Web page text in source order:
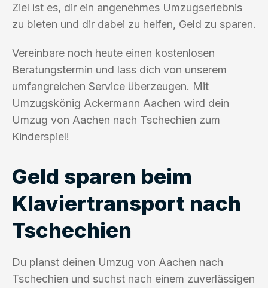
Ziel ist es, dir ein angenehmes Umzugserlebnis
zu bieten und dir dabei zu helfen, Geld zu sparen.
Vereinbare noch heute einen kostenlosen
Beratungstermin und lass dich von unserem
umfangreichen Service überzeugen. Mit
Umzugskönig Ackermann Aachen wird dein
Umzug von Aachen nach Tschechien zum
Kinderspiel!
Geld sparen beim
Klaviertransport nach
Tschechien
Du planst deinen Umzug von Aachen nach
Tschechien und suchst nach einem zuverlässigen